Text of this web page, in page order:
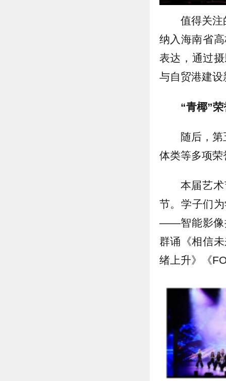
值得关注
纳入海南省
表达，通过
与自贸港建设
“青椰”
随后，
体类等多项
本届艺
节。学子们
——智能影像
群诵《相信
绪上升》《